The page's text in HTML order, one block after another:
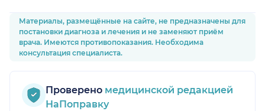
Материалы, размещённые на сайте, не предназначены для
постановки диагноза и лечения и не заменяют приём
врача. Имеются противопоказания. Необходима
консультация специалиста.
Проверено медицинской редакцией
НаПоправку